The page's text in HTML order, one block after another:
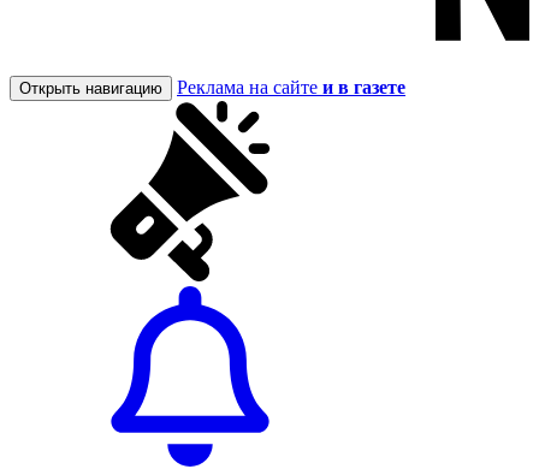
Открыть навигацию Реклама на сайте и в газете